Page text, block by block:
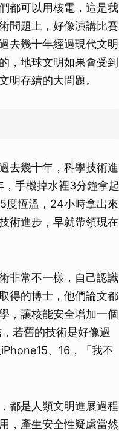
都可以用核電，這是我
問題上，好像演講比賽
去幾十年經過現代文明
，地球文明如果會受到
明存續的大問題。
去幾十年，科學技術進
手機掉水裡3分鐘拿起
度恆溫，24小時拿出來
術進步，早就帶領現在
非常不一樣，自己認識
得的博士，他們論文都
，讓核能安全增加一個
若舊的技術是好像過
、16，「我不
都是人類文明進展過程
，產生安全性疑慮當然